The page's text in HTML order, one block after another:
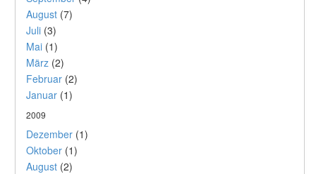
August (7)
Juli (3)
Mai (1)
März (2)
Februar (2)
Januar (1)
2009
Dezember (1)
Oktober (1)
August (2)